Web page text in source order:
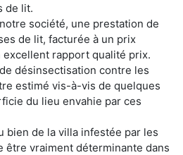
de lit.
société, une prestation de
de lit, facturée à un prix
rapport qualité prix.
désinsectisation contre les
estimé vis-à-vis de quelques
du lieu envahie par ces
bien de la villa infestée par les
être vraiment déterminante dans